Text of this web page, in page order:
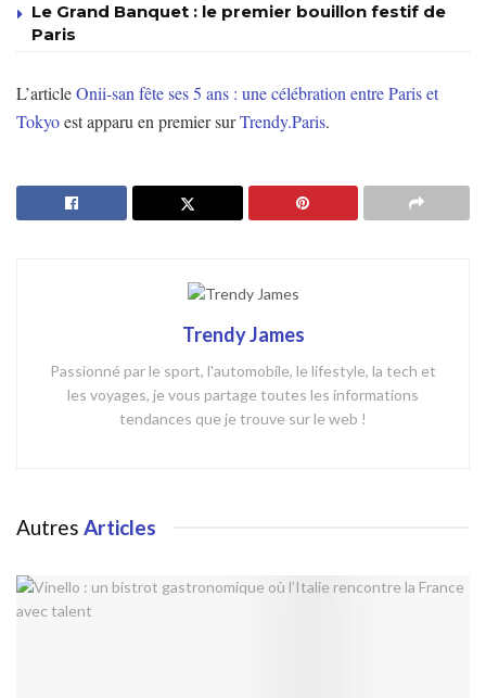
Le Grand Banquet : le premier bouillon festif de
Paris
L’articleOnii-san fête ses 5 ans : une célébration entre Paris et
Tokyoest apparu en premier surTrendy.Paris.
Trendy James
Passionné par le sport, l'automobile, le lifestyle, la tech et
les voyages, je vous partage toutes les informations
tendances que je trouve sur le web !
Autres Articles